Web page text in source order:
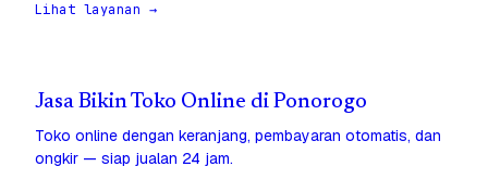
Lihat layanan →
Jasa Bikin Toko Online di Ponorogo
Toko online dengan keranjang, pembayaran otomatis, dan
ongkir — siap jualan 24 jam.